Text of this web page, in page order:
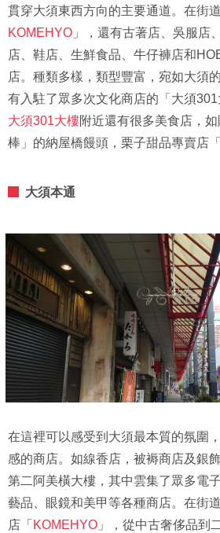
貫穿大須東西方向的主要通道。在街
KOMEHYO 」，還有古著店、吳服店
店、鞋店、生鮮食品、牛仔褲店和
店。種類多樣，類型豐富，宛如大須
有入駐了眾多次文化商店的「大須
大須301大樓附近還有很多美食店，
棒」的納屋橋饅頭，栗子甜品專賣店
大須本通
在這裡可以感受到大須最本質的氛圍
感的商店。如線香店，被褥商店及銀
第二阿美橫大樓，其中雲集了眾多電
藝品、眼鏡和美甲等各種商店。在街
店「 KOMEHYO 」，從中古奢侈品到